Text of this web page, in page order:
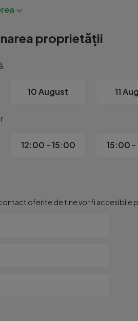
proprietății
10 August 11
12:00 - 15:00 15:00 -
oferite de tine vor fi accesibile